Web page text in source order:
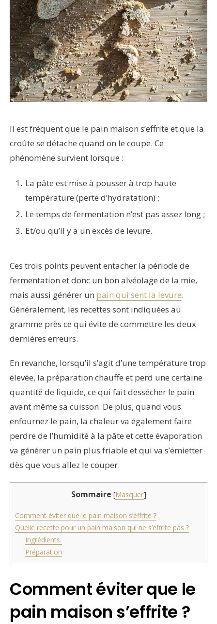
Il est fréquent que le pain maison s’effrite et que la
croûte se détache quand on le coupe. Ce
phénomène survient lorsque :
La pâte est mise à pousser à trop haute
température (perte d’hydratation) ;
Le temps de fermentation n’est pas assez long ;
Et/ou qu’il y a un excès de levure.
Ces trois points peuvent entacher la période de
fermentation et donc un bon alvéolage de la mie,
mais aussi générer un pain qui sent la levure.
Généralement, les recettes sont indiquées au
gramme près ce qui évite de commettre les deux
dernières erreurs.
En revanche, lorsqu’il s’agit d’une température trop
élevée, la préparation chauffe et perd une certaine
quantité de liquide, ce qui fait dessécher le pain
avant même sa cuisson. De plus, quand vous
enfournez le pain, la chaleur va également faire
perdre de l’humidité à la pâte et cette évaporation
va générer un pain plus friable et qui va s’émietter
dès que vous allez le couper.
Sommaire [Masquer]
Comment éviter que le pain maison s’effrite ?
Quelle recette pour un pain maison qui ne s’effrite pas ?
Ingrédients
Préparation
Comment éviter que le
pain maison s’effrite ?